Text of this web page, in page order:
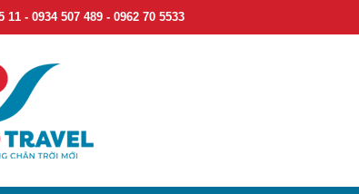
11 - 0934 507 489 - 0962 70 5533